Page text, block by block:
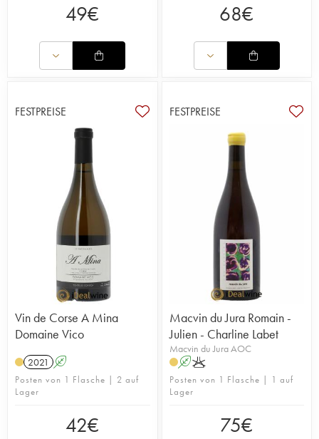
49€ 68€
FESTPREISE
Vin de Corse A Mina
Domaine Vico
2021 A
Posten von 1 Flasche | 2 auf
Lager
42€
FESTPREISE
Macvin du Jura Romain -
Julien - Charline Labet
Macvin du Jura AOC
AK
Posten von 1 Flasche | 1 auf
Lager
75€